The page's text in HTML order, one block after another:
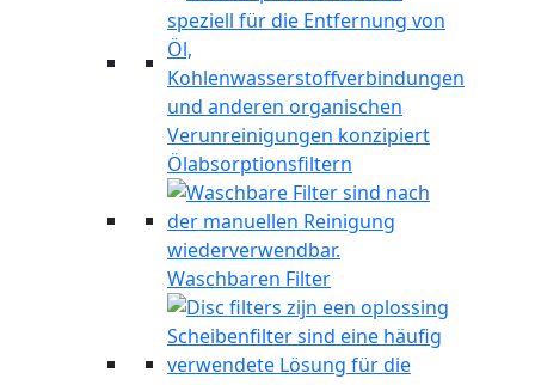
Ölabsorptionsfiltern
Waschbaren Filter